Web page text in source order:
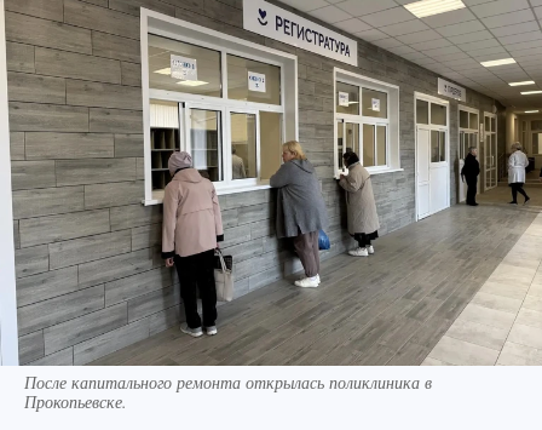
После капитального ремонта открылась поликлиника в
Прокопьевске.